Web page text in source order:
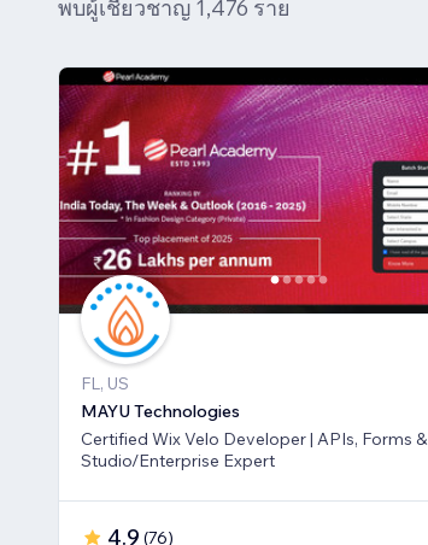
พบผู้เชี่ยวชาญ 1,476 ราย
FL, US
MAYU Technologies
Certified Wix Velo Developer | APIs, Forms &
Studio/Enterprise Expert
4.9 (76)